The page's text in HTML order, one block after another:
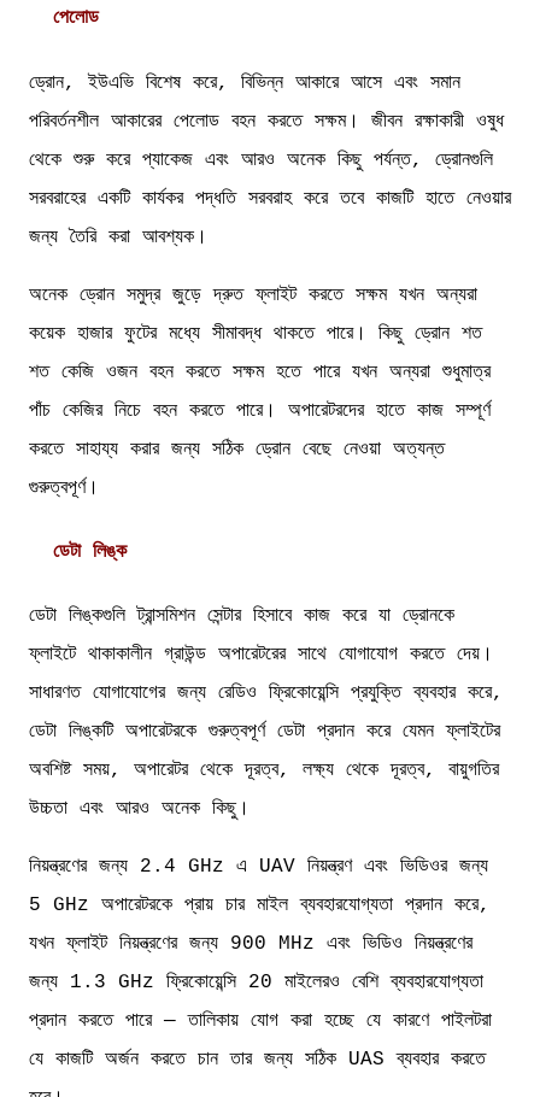
পেলোড
ড্রোন, ইউএভি বিশেষ করে, বিভিন্ন আকারে আসে এবং সমান
পরিবর্তনশীল আকারের পেলোড বহন করতে সক্ষম। জীবন রক্ষাকারী ওষুধ
থেকে শুরু করে প্যাকেজ এবং আরও অনেক কিছু পর্যন্ত, ড্রোনগুলি
সরবরাহের একটি কার্যকর পদ্ধতি সরবরাহ করে তবে কাজটি হাতে নেওয়ার
জন্য তৈরি করা আবশ্যক।
অনেক ড্রোন সমুদ্র জুড়ে দ্রুত ফ্লাইট করতে সক্ষম যখন অন্যরা
কয়েক হাজার ফুটের মধ্যে সীমাবদ্ধ থাকতে পারে। কিছু ড্রোন শত
শত কেজি ওজন বহন করতে সক্ষম হতে পারে যখন অন্যরা শুধুমাত্র
পাঁচ কেজির নিচে বহন করতে পারে। অপারেটরদের হাতে কাজ সম্পূর্ণ
করতে সাহায্য করার জন্য সঠিক ড্রোন বেছে নেওয়া অত্যন্ত
গুরুত্বপূর্ণ।
ডেটা লিঙ্ক
ডেটা লিঙ্কগুলি ট্রান্সমিশন সেন্টার হিসাবে কাজ করে যা ড্রোনকে
ফ্লাইটে থাকাকালীন গ্রাউন্ড অপারেটরের সাথে যোগাযোগ করতে দেয়।
সাধারণত যোগাযোগের জন্য রেডিও ফ্রিকোয়েন্সি প্রযুক্তি ব্যবহার করে,
ডেটা লিঙ্কটি অপারেটরকে গুরুত্বপূর্ণ ডেটা প্রদান করে যেমন ফ্লাইটের
অবশিষ্ট সময়, অপারেটর থেকে দূরত্ব, লক্ষ্য থেকে দূরত্ব, বায়ুগতির
উচ্চতা এবং আরও অনেক কিছু।
নিয়ন্ত্রণের জন্য 2.4 GHz এ UAV নিয়ন্ত্রণ এবং ভিডিওর জন্য
5 GHz অপারেটরকে প্রায় চার মাইল ব্যবহারযোগ্যতা প্রদান করে,
যখন ফ্লাইট নিয়ন্ত্রণের জন্য 900 MHz এবং ভিডিও নিয়ন্ত্রণের
জন্য 1.3 GHz ফ্রিকোয়েন্সি 20 মাইলেরও বেশি ব্যবহারযোগ্যতা
প্রদান করতে পারে — তালিকায় যোগ করা হচ্ছে যে কারণে পাইলটরা
যে কাজটি অর্জন করতে চান তার জন্য সঠিক UAS ব্যবহার করতে